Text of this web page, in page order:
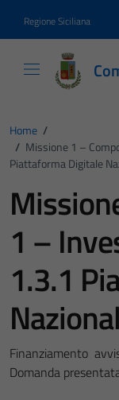
Regione Siciliana
Home /
/ Missione 1 –
Piattaforma Digitale
1 –
1.3.1
Finanziamento
Domanda